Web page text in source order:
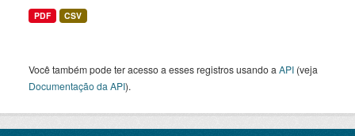
PDF CSV
Você também pode ter acesso a esses registros usando a API (veja
Documentação da API).